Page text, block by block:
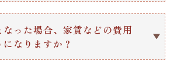
療医が担当しますが、
院をご希望の場合は、ご家族
っていただくか、
フが付き添い・送迎をさせ
った場合、家賃などの費用
なりますか？